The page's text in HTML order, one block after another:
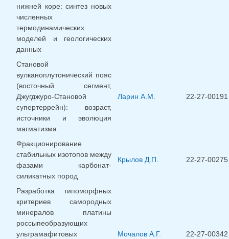
нижней коре: синтез новых
численных
термодинамических
моделей и геологических
данных
Становой
вулканоплутонический пояс
(восточный сегмент,
Джугджуро-Становой
супертеррейн): возраст,
источники и эволюция
магматизма
Ларин А.М. 22-27-00191
Фракционирование
стабильных изотопов между
фазами карбонат-
силикатных пород
Крылов Д.П. 22-27-00275
Разработка типоморфных
критериев самородных
минералов платины
россыпеобразующих
ультрамафитовых
Мочалов А.Г. 22-27-00342